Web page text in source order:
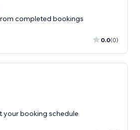
completed bookings
0.0(0)
your booking schedule